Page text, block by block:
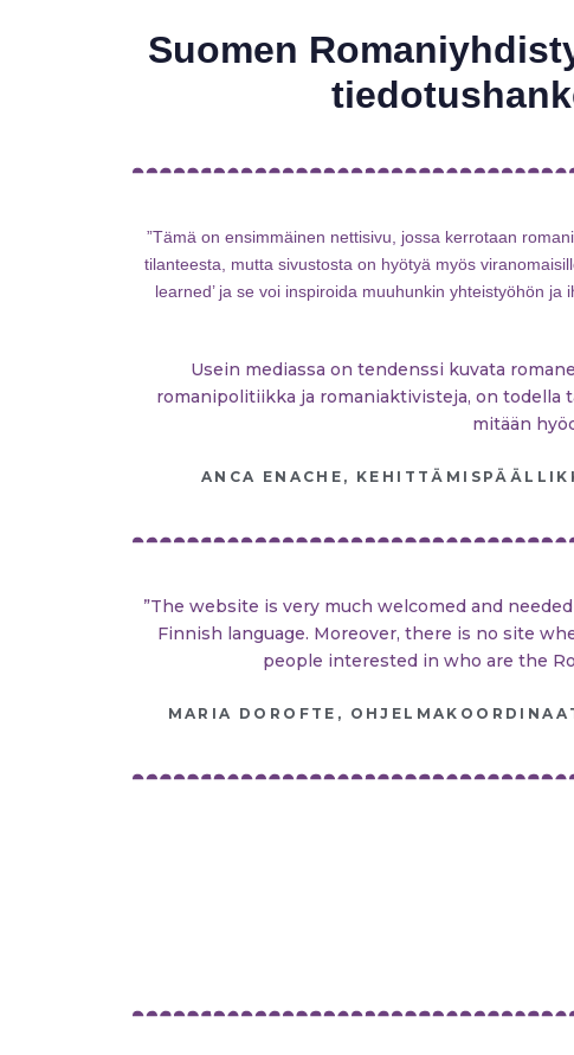
Suomen
”Tämä on ensimmäinen nettisivu, jossa kerrotaan
tilanteesta, mutta sivustosta on hyötyä myös
learned’ ja se voi inspiroida muuhunkin yhteistyöhön
Usein mediassa on tendenssi kuvata
romanipolitiikka ja romaniaktivisteja, on todella
mitään
ANCA ENACHE,
”The website is very much welcomed and
Finnish language. Moreover, there is no site
people interested in who are the
MARIA DOROFTE,